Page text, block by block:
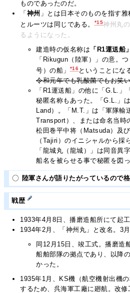
ものであったのだ。
「 神州 」とは日本そのものを指す雅
とルーツは同じである。
*15神州丸
るようになった。
建造時の仮名称は 「R1運送船」
「Rikugun（陸軍）」の意。
号）の船」
*16ということにな
令和元年でも乳酸菌でもお笑
「R1運送船」の他に「G.L.
秘匿名称もあった。「G.L.」
Land）。「M.T.」は「軍隊輸
Transport）、または命名当時
松田巻平中将（Matsuda）及
（Tajiri）のイニシャルから採
「龍城丸（龍城）」は同音異
船名を被らせる事で秘匿を図
陸軍さんが語りたがっているので
戦歴
1933年4月8日、播磨造船所にて起工
1934年2月、「神州丸」と改名。3月
同12月15日、竣工式。播磨造
船舶部隊の拠点であり、以降
かった。
1935年1月、KS機（航空機射出機
するため、呉海軍工廠に廻航。改修